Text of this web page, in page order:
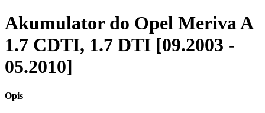
Akumulator do Opel Meriva A
1.7 CDTI, 1.7 DTI [09.2003 -
05.2010]
Opis